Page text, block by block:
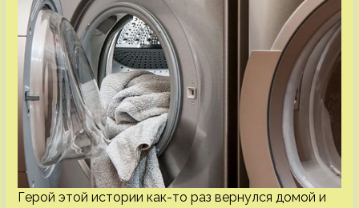
Герой этой истории как-то раз вернулся домой и